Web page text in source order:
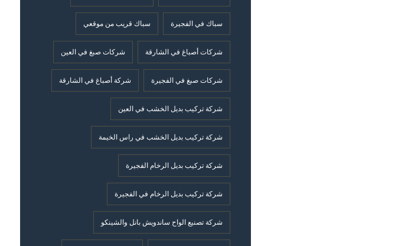
سباك في الفجيرة سباك قريب من موقعي
شركات أصباغ في الشارقة شركات صبغ في العين
شركات صبغ في الفجيرة شركة أصباغ في الشارقة
شركة تركيب بديل الخشب في العين
شركة تركيب بديل الخشب في راس الخيمة
شركة تركيب بديل الرخام الفجيرة
شركة تركيب بديل الرخام في الفجيرة
شركة تصنيع الواح ساندويش بانل والشينكو